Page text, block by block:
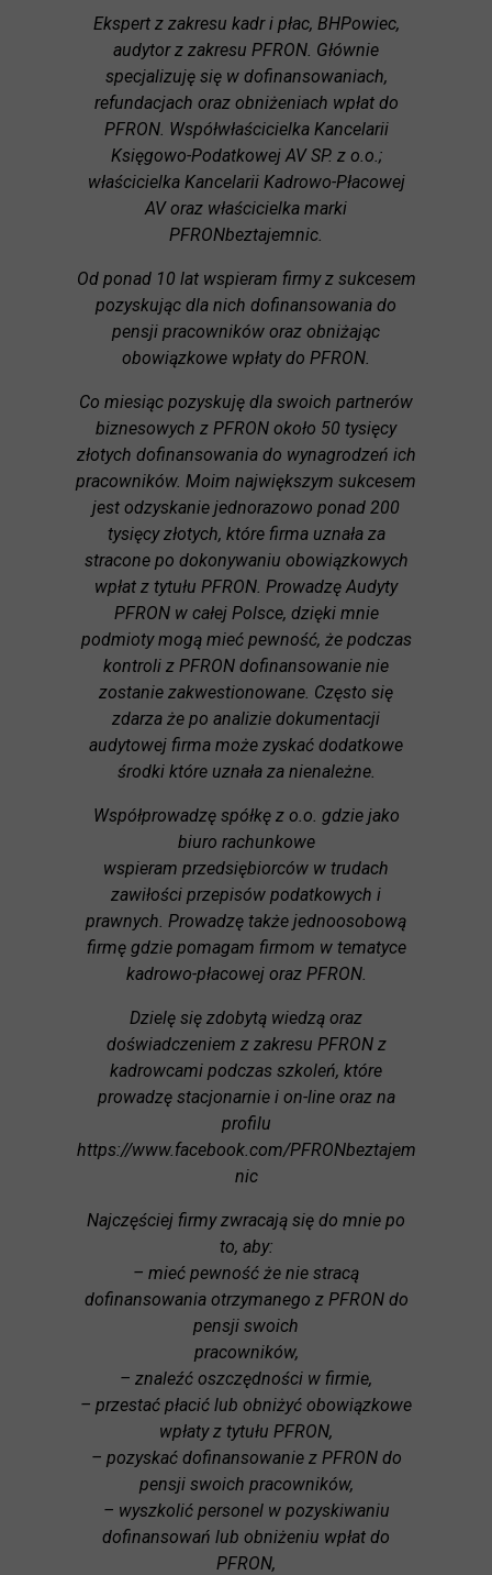
Ekspert z zakresu kadr i płac, BHPowiec,
audytor z zakresu PFRON. Głównie
specjalizuję się w dofinansowaniach,
refundacjach oraz obniżeniach wpłat do
PFRON. Współwłaścicielka Kancelarii
Księgowo-Podatkowej AV SP. z o.o.;
właścicielka Kancelarii Kadrowo-Płacowej
AV oraz właścicielka marki
PFRONbeztajemnic.
Od ponad 10 lat wspieram firmy z sukcesem
pozyskując dla nich dofinansowania do
pensji pracowników oraz obniżając
obowiązkowe wpłaty do PFRON.
Co miesiąc pozyskuję dla swoich partnerów
biznesowych z PFRON około 50 tysięcy
złotych dofinansowania do wynagrodzeń ich
pracowników. Moim największym sukcesem
jest odzyskanie jednorazowo ponad 200
tysięcy złotych, które firma uznała za
stracone po dokonywaniu obowiązkowych
wpłat z tytułu PFRON. Prowadzę Audyty
PFRON w całej Polsce, dzięki mnie
podmioty mogą mieć pewność, że podczas
kontroli z PFRON dofinansowanie nie
zostanie zakwestionowane. Często się
zdarza że po analizie dokumentacji
audytowej firma może zyskać dodatkowe
środki które uznała za nienależne.
Współprowadzę spółkę z o.o. gdzie jako
biuro rachunkowe
wspieram przedsiębiorców w trudach
zawiłości przepisów podatkowych i
prawnych. Prowadzę także jednoosobową
firmę gdzie pomagam firmom w tematyce
kadrowo-płacowej oraz PFRON.
Dzielę się zdobytą wiedzą oraz
doświadczeniem z zakresu PFRON z
kadrowcami podczas szkoleń, które
prowadzę stacjonarnie i on-line oraz na
profilu
https://www.facebook.com/PFRONbeztajem
nic
Najczęściej firmy zwracają się do mnie po
to, aby:
– mieć pewność że nie stracą
dofinansowania otrzymanego z PFRON do
pensji swoich
pracowników,
– znaleźć oszczędności w firmie,
– przestać płacić lub obniżyć obowiązkowe
wpłaty z tytułu PFRON,
– pozyskać dofinansowanie z PFRON do
pensji swoich pracowników,
– wyszkolić personel w pozyskiwaniu
dofinansowań lub obniżeniu wpłat do
PFRON,